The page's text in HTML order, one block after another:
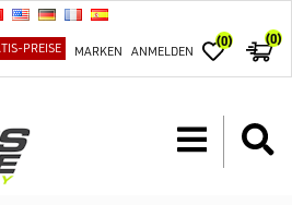
PREISE MARKEN ANMELDEN
(0) (0)